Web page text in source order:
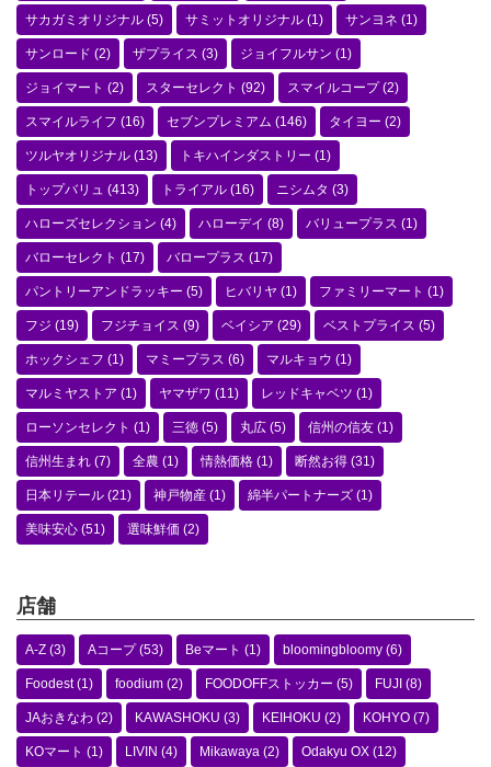
サカガミオリジナル (5) サミットオリジナル (1) サンヨネ (1)
サンロード (2) ザプライス (3) ジョイフルサン (1)
ジョイマート (2) スターセレクト (92) スマイルコープ(2)
スマイルライフ (16) セブンプレミアム (146) タイヨー (2)
ツルヤオリジナル (13) トキハインダストリー (1)
トップバリュ (413) トライアル (16) ニシムタ (3)
ハローズセレクション (4) ハローデイ (8) バリュープラス (1)
バローセレクト (17) バロープラス (17)
パントリーアンドラッキー (5) ヒバリヤ (1) ファミリーマート (1)
フジ (19) フジチョイス (9) ベイシア (29) ベストプライス (5)
ホックシェフ (1) マミープラス (6) マルキョウ (1)
マルミヤストア (1) ヤマザワ (11) レッドキャベツ (1)
ローソンセレクト (1) 三徳 (5) 丸広 (5) 信州の信友 (1)
信州生まれ (7) 全農 (1) 情熱価格 (1) 断然お得 (31)
日本リテール (21) 神戸物産 (1) 綿半パートナーズ (1)
美味安心 (51) 選味鮮価 (2)
店舗
A-Z (3) Aコープ(53) Beマート (1) bloomingbloomy (6)
Foodest(1) foodium (2) FOODOFFストッカー (5) FUJI (8)
JAおきなわ (2) KAWASHOKU (3) KEIHOKU (2) KOHYO (7)
KOマート (1) LIVIN (4) Mikawaya (2) Odakyu OX (12)